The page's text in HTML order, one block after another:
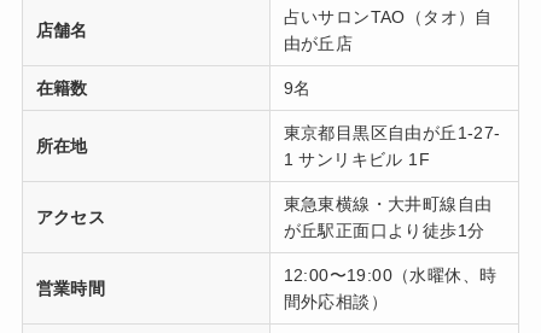
店舗名
占いサロンTAO（タオ）自
由が丘店
在籍数 9名
所在地
東京都目黒区自由が丘1-27-
1 サンリキビル 1F
アクセス
東急東横線・大井町線自由
が丘駅正面口より徒歩1分
営業時間
12:00〜19:00（水曜休、時
間外応相談）